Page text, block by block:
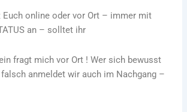
Euch online oder vor Ort – immer mit
an – solltet ihr
fragt mich vor Ort ! Wer sich bewusst
anmeldet wir auch im Nachgang –